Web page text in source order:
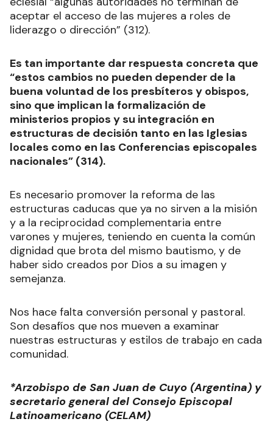
aceptar el acceso de las mujeres a roles de
liderazgo o dirección” (312).
Es tan importante dar respuesta concreta que
“estos cambios no pueden depender de la
buena voluntad de los presbíteros y obispos,
sino que implican la formalización de
ministerios propios y su integración en
estructuras de decisión tanto en las Iglesias
locales como en las Conferencias episcopales
nacionales” (314).
Es necesario promover la reforma de las
estructuras caducas que ya no sirven a la misión
y a la reciprocidad complementaria entre
varones y mujeres, teniendo en cuenta la común
dignidad que brota del mismo bautismo, y de
haber sido creados por Dios a su imagen y
semejanza.
Nos hace falta conversión personal y pastoral.
Son desafíos que nos mueven a examinar
nuestras estructuras y estilos de trabajo en cada
comunidad.
*Arzobispo de San Juan de Cuyo (Argentina) y
secretario general del Consejo Episcopal
Latinoamericano (CELAM)